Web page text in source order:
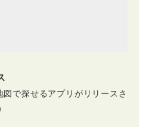
で探せるアプリがリリースさ